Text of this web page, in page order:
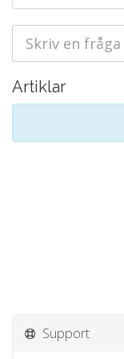
Artiklar
Support